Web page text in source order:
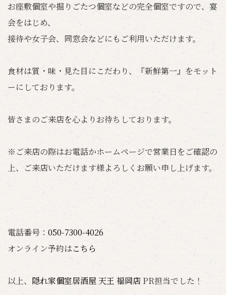
お座敷個室や掘りごたつ個室などの完全個室ですので、宴
会をはじめ、
接待や女子会、同窓会などにもご利用いただけます。
食材は質・味・見た目にこだわり、『新鮮第一』をモット
ーにしております。
皆さまのご来店を心よりお待ちしております。
※ご来店の際はお電話かホームページで営業日をご確認の
上、ご来店いただけます様よろしくお願い申し上げます。
電話番号： 050-7300-4026
オンライン予約はこちら
以上、 隠れ家個室居酒屋 天王 福岡店 PR担当でした！